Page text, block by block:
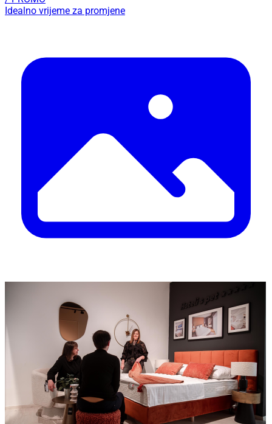
Idealno vrijeme za promjene